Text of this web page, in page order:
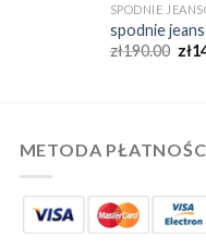
SPODNIE
spodnie
zł190.00 zł
METODA